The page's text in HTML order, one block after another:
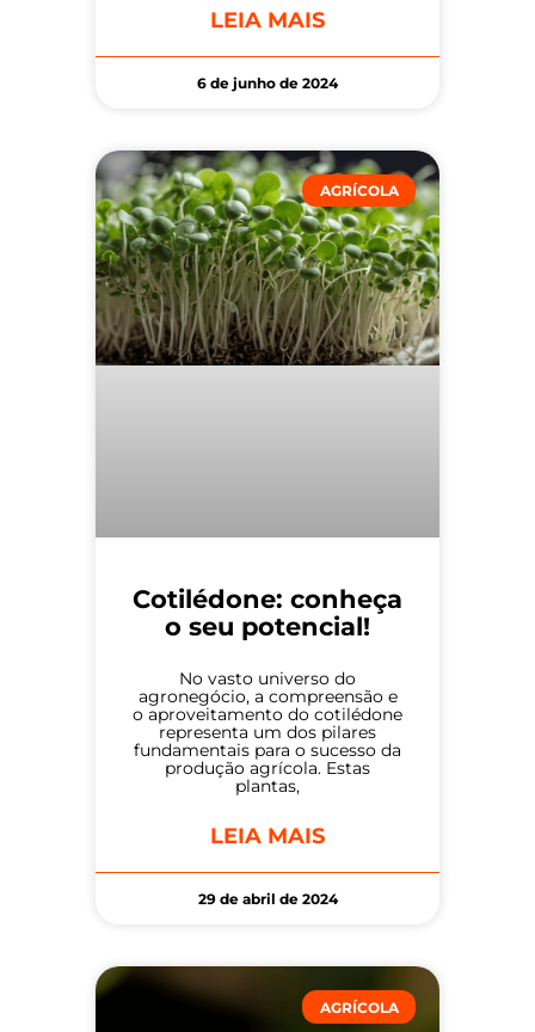
LEIA MAIS
6 de junho de 2024
AGRÍCOLA
Cotilédone: conheça
o seu potencial!
No vasto universo do
agronegócio, a compreensão e
o aproveitamento do cotilédone
representa um dos pilares
fundamentais para o sucesso da
produção agrícola. Estas
plantas,
LEIA MAIS
29 de abril de 2024
AGRÍCOLA